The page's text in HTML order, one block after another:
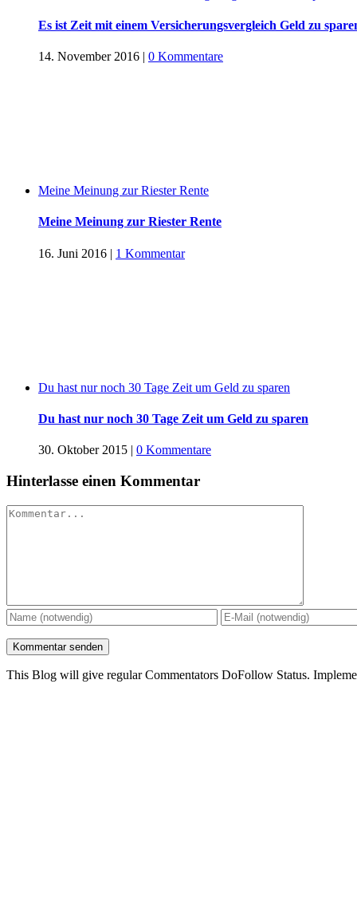
Es ist Zeit mit einem Versicherungsvergleich Geld zu
14. November 2016 | 0 Kommentare
Meine Meinung zur Riester Rente
Meine Meinung zur Riester Rente
16. Juni 2016 | 1 Kommentar
Du hast nur noch 30 Tage Zeit um Geld zu sparen
Du hast nur noch 30 Tage Zeit um Geld zu sparen
30. Oktober 2015 | 0 Kommentare
Hinterlasse einen Kommentar
Kommentar
This Blog will give regular Commentators DoFollow Status.